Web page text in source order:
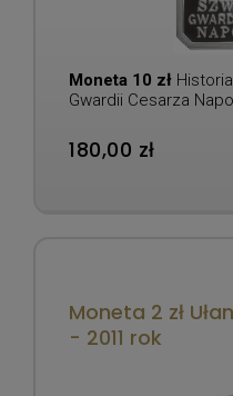
Moneta 10 zł
Gwardii Cesarza
180,00 zł
Moneta 2 zł
- 2011 rok